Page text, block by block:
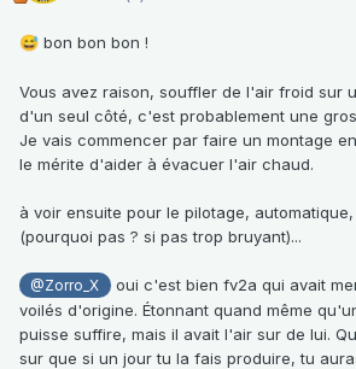
😅 bon bon bon !
Vous avez raison, souffler de l'air froid sur
d'un seul côté, c'est probablement une
Je vais commencer par faire un montage
le mérite d'aider à évacuer l'air chaud.
à voir ensuite pour le pilotage,
(pourquoi pas ? si pas trop bruyant)...
@Zorro_X
oui c'est bien fv2a qui avait
voilés d'origine. Étonnant quand même
puisse suffire, mais il avait l'air sur de lui.
sur que si un jour tu la fais produire, tu